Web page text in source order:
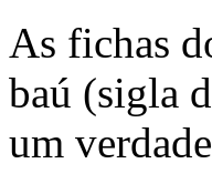
As fichas
baú (sigla
um